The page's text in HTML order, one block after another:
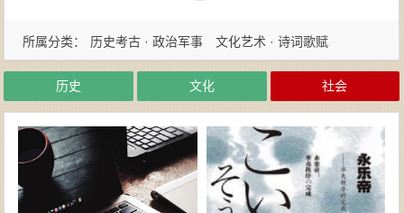
所属分类： 历史考古 · 政治军事 文化艺术 · 诗词歌赋
历史 文化 社会